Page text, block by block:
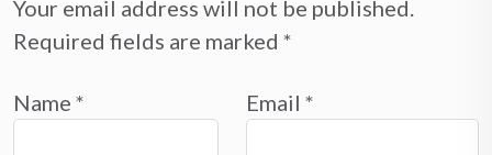
Your email address will not be published.
Required fields are marked *
Name * Email *